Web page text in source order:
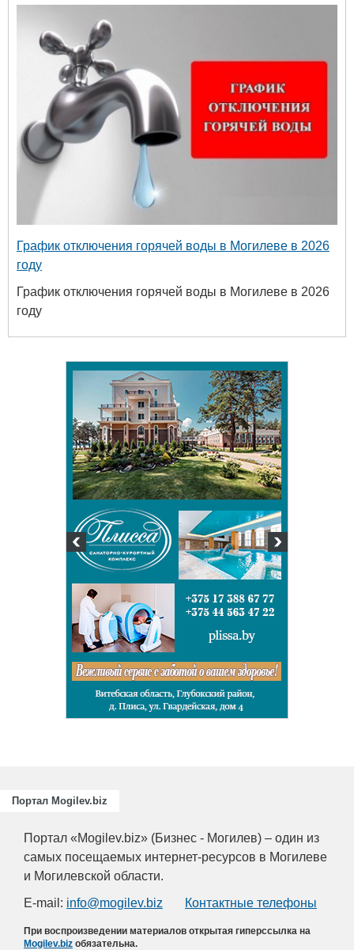
График отключения горячей воды в Могилеве в 2026
году
График отключения горячей воды в Могилеве в 2026
году
Портал Mogilev.biz
Портал «Mogilev.biz» (Бизнес - Могилев) – один из
самых посещаемых интернет-ресурсов в Могилеве
и Могилевской области.
E-mail: info@mogilev.biz Контактные телефоны
При воспроизведении материалов открытая гиперссылка на
Mogilev.biz обязательна.